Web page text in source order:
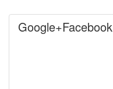
Google+Facebook